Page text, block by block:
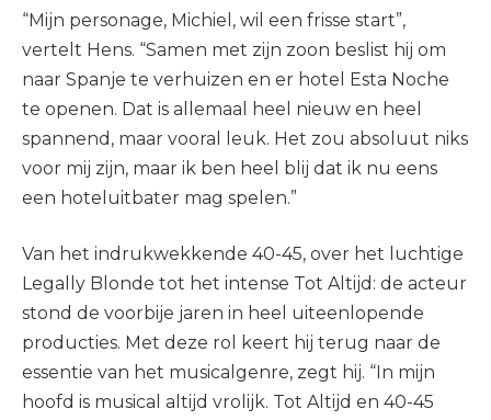
“Mijn personage, Michiel, wil een frisse start”,
vertelt Hens. “Samen met zijn zoon beslist hij om
naar Spanje te verhuizen en er hotel Esta Noche
te openen. Dat is allemaal heel nieuw en heel
spannend, maar vooral leuk. Het zou absoluut niks
voor mij zijn, maar ik ben heel blij dat ik nu eens
een hoteluitbater mag spelen.”
Van het indrukwekkende 40-45, over het luchtige
Legally Blonde tot het intense Tot Altijd: de acteur
stond de voorbije jaren in heel uiteenlopende
producties. Met deze rol keert hij terug naar de
essentie van het musicalgenre, zegt hij. “In mijn
hoofd is musical altijd vrolijk. Tot Altijd en 40-45